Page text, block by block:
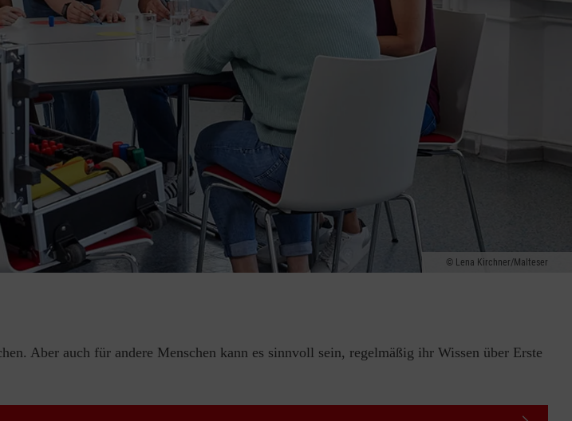
Lena Kirchner/Malteser
Aber auch für andere Menschen kann es sinnvoll sein, regelmäßig ihr Wissen über Erste